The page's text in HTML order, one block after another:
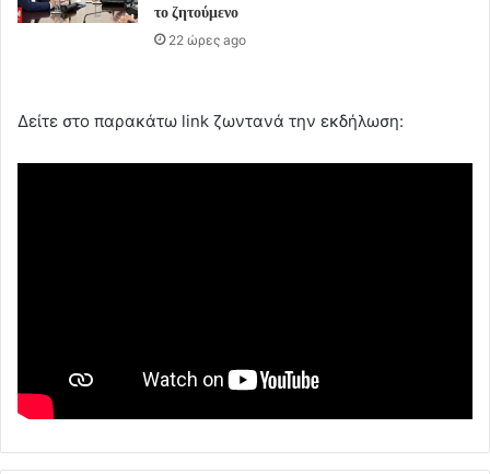
το ζητούμενο
22 ώρες ago
Δείτε στο παρακάτω link ζωντανά την εκδήλωση: